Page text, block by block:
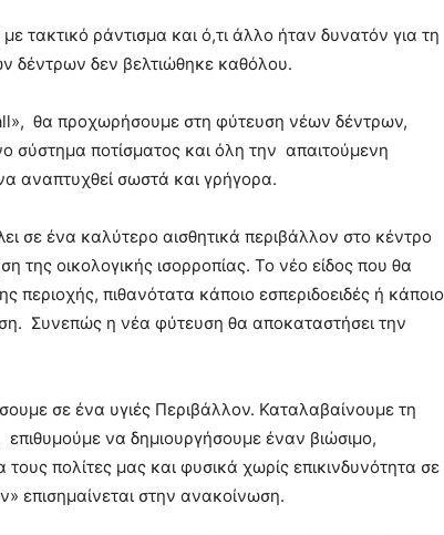
τακτικό ράντισμα και ό,τι άλλο ήταν δυνατόν για τη
δέντρων δεν βελτιώθηκε καθόλου.
θα προχωρήσουμε στη φύτευση νέων δέντρων,
σύστημα ποτίσματος και όλη την απαιτούμενη
αναπτυχθεί σωστά και γρήγορα.
σε ένα καλύτερο αισθητικά περιβάλλον στο κέντρο
της οικολογικής ισορροπίας. Το νέο είδος που θα
περιοχής, πιθανότατα κάποιο εσπεριδοειδές ή κάποιο
Συνεπώς η νέα φύτευση θα αποκαταστήσει την
σε ένα υγιές Περιβάλλον. Καταλαβαίνουμε τη
να δημιουργήσουμε έναν βιώσιμο,
πολίτες μας και φυσικά χωρίς επικινδυνότητα σε
επισημαίνεται στην ανακοίνωση.